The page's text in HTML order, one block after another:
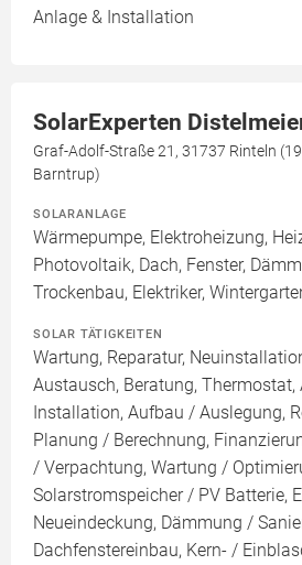
Anlage & Installation
SolarExperten
Graf-Adolf-Straße 21, 31737 Rinteln
Barntrup)
SOLARANLAGE
Wärmepumpe, Elektroheizung,
Photovoltaik, Dach, Fenster,
Trockenbau, Elektriker,
SOLAR TÄTIGKEITEN
Wartung, Reparatur,
Austausch, Beratung, Thermostat,
Installation, Aufbau / Auslegung,
Planung / Berechnung,
/ Verpachtung, Wartung /
Solarstromspeicher / PV Batterie,
Neueindeckung, Dämmung /
Dachfenstereinbau, Kern- /